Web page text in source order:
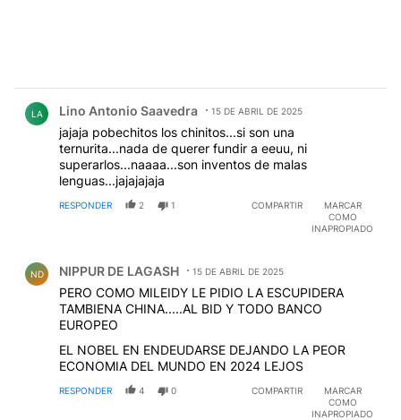
LA Lino Antonio Saavedra 15 DE ABRIL DE 2025
jajaja pobechitos los chinitos...si son una
ternurita...nada de querer fundir a eeuu, ni
superarlos...naaaa...son inventos de malas
lenguas...jajajajaja
RESPONDER 2 1 COMPARTIR
MARCAR
COMO
INAPROPIADO
ND NIPPUR DE LAGASH 15 DE ABRIL DE 2025
PERO COMO MILEIDY LE PIDIO LA ESCUPIDERA
TAMBIENA CHINA.....AL BID Y TODO BANCO
EUROPEO
EL NOBEL EN ENDEUDARSE DEJANDO LA PEOR
ECONOMIA DEL MUNDO EN 2024 LEJOS
RESPONDER 4 0 COMPARTIR
MARCAR
COMO
INAPROPIADO